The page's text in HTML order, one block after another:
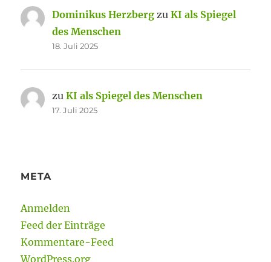
Dominikus Herzberg zuKI als Spiegel
des Menschen
18. Juli 2025
zuKI als Spiegel des Menschen
17. Juli 2025
META
Anmelden
Feed der Einträge
Kommentare-Feed
WordPress.org